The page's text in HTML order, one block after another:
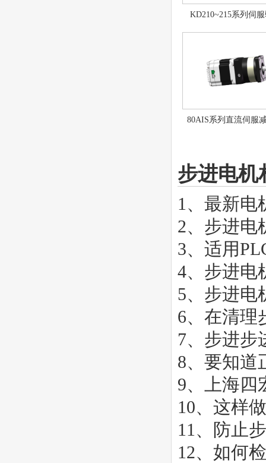
KD210~215系列伺
80AIS系列直流伺服
步进电机
1、 最新电
2、 步进电
3、 适用
4、 步进电
5、 步进电
6、 在清理
7、 步进步
8、 要知道
9、
上海
10、 这样
11、
防止
12、 如何